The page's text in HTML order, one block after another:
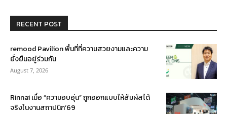
RECENT POST
remood Pavilion พื้นที่ที่ความสวยงามและความ
ยั่งยืนอยู่ร่วมกัน
August 7, 2026
Rinnai เมื่อ “ความอบอุ่น” ถูกออกแบบให้สัมผัสได้
จริงในงานสถาปนิก’69